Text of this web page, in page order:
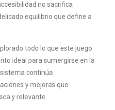
no sacrifica
equilibrio que define a
todo lo que este juego
ideal para sumergirse en la
continúa
y mejoras que
y relevante.